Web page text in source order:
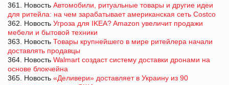
361. Новость Автомобили, ритуальные товары и другие идеи
для ритейла: на чем зарабатывает американская сеть Costco
362. Новость Угроза для IKEA? Amazon увеличит продажи
мебели и бытовой техники
363. Новость Товары крупнейшего в мире ритейлера начали
доставлять продавцы
364. Новость Walmart создаст систему доставки дронами на
основе блокчейна
365. Новость «Деливери» доставляет в Украину из 90